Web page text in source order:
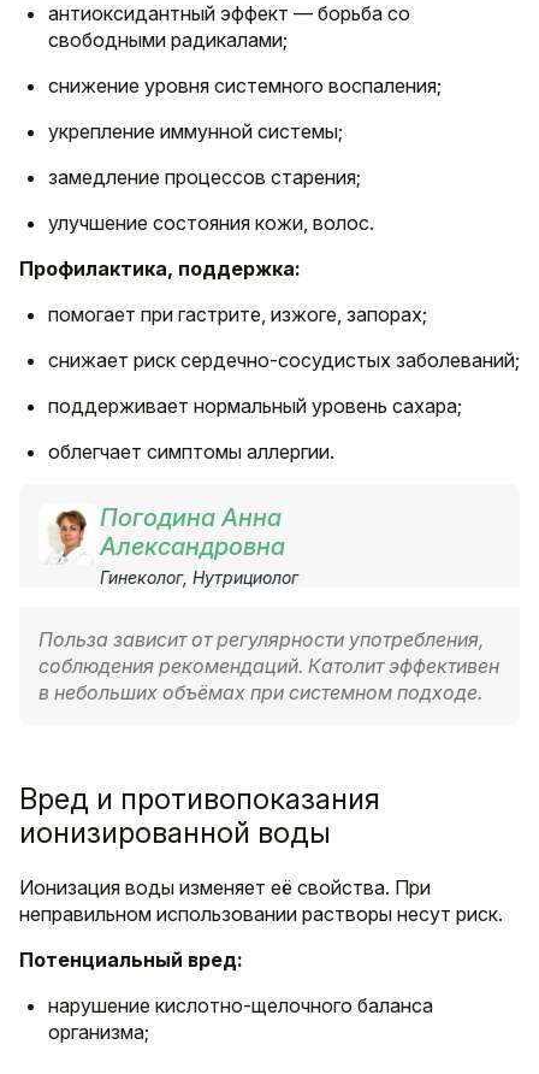
антиоксидантный эффект — борьба со
свободными радикалами;
снижение уровня системного воспаления;
укрепление иммунной системы;
замедление процессов старения;
улучшение состояния кожи, волос.
Профилактика, поддержка:
помогает при гастрите, изжоге, запорах;
снижает риск сердечно-сосудистых заболеваний;
поддерживает нормальный уровень сахара;
облегчает симптомы аллергии.
Погодина Анна
Александровна
Гинеколог, Нутрициолог
Польза зависит от регулярности употребления,
соблюдения рекомендаций. Католит эффективен
в небольших объёмах при системном подходе.
Вред и противопоказания
ионизированной воды
Ионизация воды изменяет её свойства. При
неправильном использовании растворы несут риск.
Потенциальный вред:
нарушение кислотно-щелочного баланса
организма;